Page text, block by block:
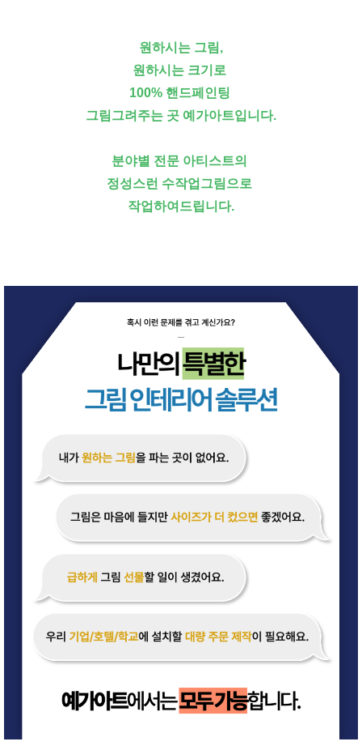
원하시는 그림,
원하시는 크기로
100% 핸드페인팅
그림그려주는 곳 예가아트입니다.
분야별 전문 아티스트의
정성스런 수작업그림으로
작업하여드립니다.